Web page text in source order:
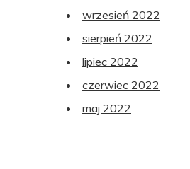
wrzesień 2022
sierpień 2022
lipiec 2022
czerwiec 2022
maj 2022